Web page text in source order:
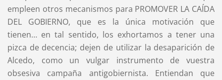
empleen otros mecanismos para PROMOVER LA CAÍDA
DEL GOBIERNO, que es la única motivación que
tienen… en tal sentido, los exhortamos a tener una
pizca de decencia; dejen de utilizar la desaparición de
Alcedo, como un vulgar instrumento de vuestra
obsesiva campaña antigobiernista. Entiendan que